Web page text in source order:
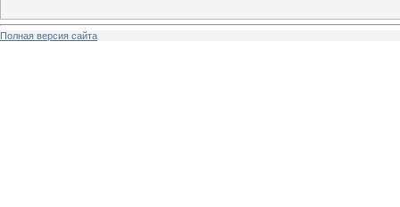
Полная версия сайта